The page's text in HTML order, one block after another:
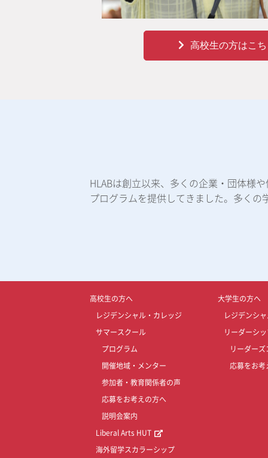
高校生の方はこ
HLABは創立以来、多くの企業・団体様
プログラムを提供してきました。多く
高校生の方へ
レジデンシャル・カレッジ
サマースクール
プログラム
開催地域・メンター
参加者・教育関係者の声
応募をお考えの方へ
説明会案内
Liberal Arts HUT
海外留学スカラーシップ
大学生の方へ
レジデンシ
リーダーシ
リーダーズ
応募をお考